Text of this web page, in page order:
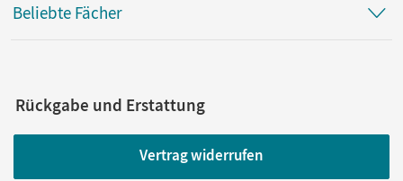
Beliebte Fächer
Rückgabe und Erstattung
Vertrag widerrufen